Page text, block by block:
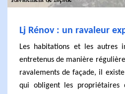
Lj Rénov : un ravaleur
Les habitations et les autres
entretenus de manière
ravalements de façade, il
qui obligent les propriétaires